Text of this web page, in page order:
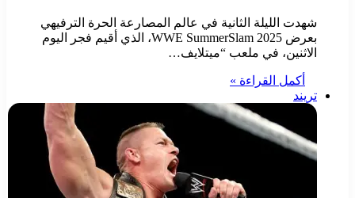
شهدت الليلة الثانية في عالم المصارعة الحرة الترفيهي
بعرض 2025 WWE SummerSlam، الذي أقيم فجر اليوم
الاثنين، في ملعب “ميتلايف…
أكمل القراءة »
تريند